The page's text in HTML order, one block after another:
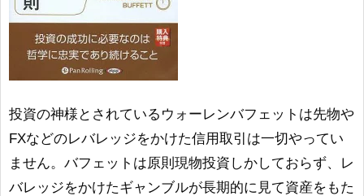
投資の神様とされているウォーレンバフェットは先物や
FXなどのレバレッジをかけた信用取引は一切やってい
ません。バフェットは原則現物投資しかしておらず、レ
バレッジをかけたギャンブルが長期的に見て資産をもた